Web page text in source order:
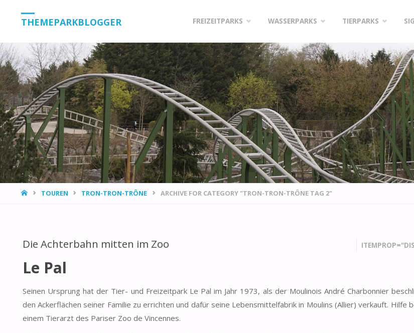
THEMEPARKBLOGGER
content
FREIZEITPARKS WASSERPARKS TIERPARKS
HOMETOUREN TRON-TRON-TRÔNE ARCHIVE FOR CATEGORY "TRON-TRON-TRÔNE TAG 2"
Die Achterbahn mitten im Zoo
Le Pal
Seinen Ursprung hat der Tier- und Freizeitpark Le Pal im Jahr 1973, als der Moulinois André Charbonnier
den Ackerflächen seiner Familie zu errichten und dafür seine Lebensmittelfabrik in Moulins (Allier) verkauft. Hilfe
einem Tierarzt des Pariser Zoo de Vincennes.